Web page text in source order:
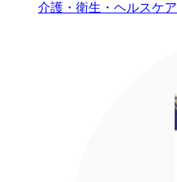
介護・衛生・ヘルスケア